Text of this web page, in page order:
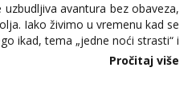
avantura bez obaveza,
Iako živimo u vremenu kad se
ikad, tema „jedne noći strasti“ i
Što zapravo misle žene, a što
Pročitaj više